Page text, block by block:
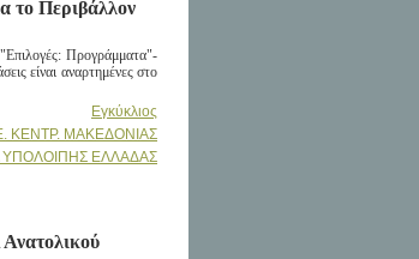
το Περιβάλλον
"Επιλογές: Προγράμματα"-
είναι αναρτημένες στο
Εγκύκλιος
ΚΕΝΤΡ. ΜΑΚΕΔΟΝΙΑΣ
ΥΠΟΛΟΙΠΗΣ ΕΛΛΑΔΑΣ
Ανατολικού